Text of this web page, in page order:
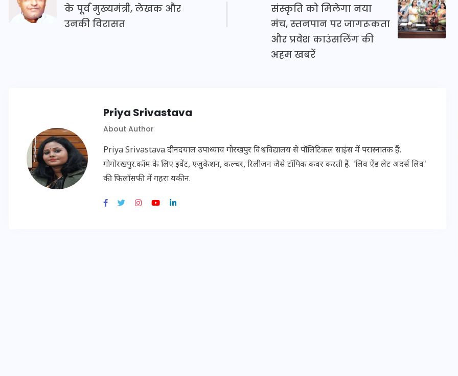
के पूर्व मुख्यमंत्री, लेखक और
उनकी विरासत
संस्कृति को मिलेगा नया
मंच, स्तनपान पर जागरूकता
और प्रवेश काउंसलिंग की
अहम खबरें
Priya Srivastava
About Author
Priya Srivastava दीनदयाल उपाध्याय गोरखपुर विश्वविद्यालय से पॉलिटिकल साइंस में परास्नातक हैं.
गोगोरखपुर.कॉम के लिए इवेंट, एजुकेशन, कल्चर, रिलीजन जैसे टॉपिक कवर करती हैं. 'लिव ऐंड लेट अदर्स लिव'
की फिलॉसफी में गहरा यकीन.
24 अगस्त 2025 24 अगस्त 2025